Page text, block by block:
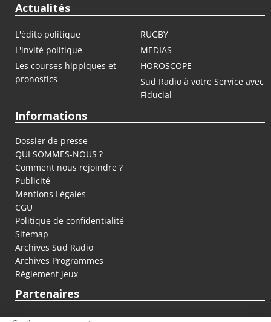
Actualités
L'édito politique
RUGBY
L'invité politique
MEDIAS
Les courses hippiques et
pronostics
HOROSCOPE
Sud Radio à votre Service avec
Fiducial
Informations
Dossier de presse
QUI SOMMES-NOUS ?
Comment nous rejoindre ?
Publicité
Mentions Légales
CGU
Politique de confidentialité
Sitemap
Archives Sud Radio
Archives Programmes
Règlement jeux
Partenaires